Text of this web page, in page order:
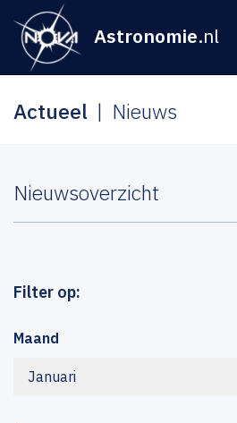
Astronomie.nl
Actueel Nieuws
Nieuwsoverzicht
Filter op:
Maand
Januari